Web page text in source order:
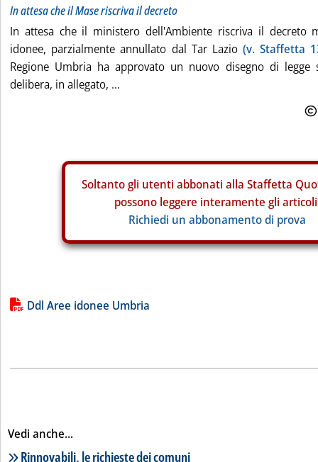
In attesa che il Mase riscriva il decreto
In attesa che il ministero dell'Ambiente riscriva il decreto
idonee, parzialmente annullato dal Tar Lazio(v. Staffetta
Regione Umbria ha approvato un nuovo disegno di legge
delibera, in allegato, ...
Soltanto gli utenti abbonati alla Staffetta
possono leggere interamente gli
Richiedi un abbonamento di prova
Lista allegati PDF alla notizia
Ddl Aree idonee Umbria
Vedi anche...
Lista notizie correlate
Rinnovabili, le richieste dei comuni